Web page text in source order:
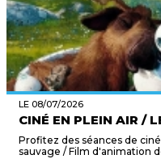
LE 08/07/2026
CINÉ EN PLEIN AIR /
Profitez des séances de
sauvage / Film d'animation